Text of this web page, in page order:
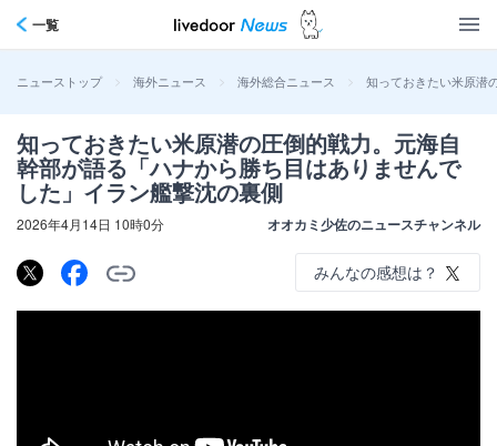
一覧
ニューストップ > 海外ニュース > 海外総合ニュース > 知っておきたい米原潜
知っておきたい米原潜の圧倒的戦力。元海自
幹部が語る「ハナから勝ち目はありませんで
した」イラン艦撃沈の裏側
2026年4月14日 10時0分 オオカミ少佐のニュースチャンネル
みんなの感想は？